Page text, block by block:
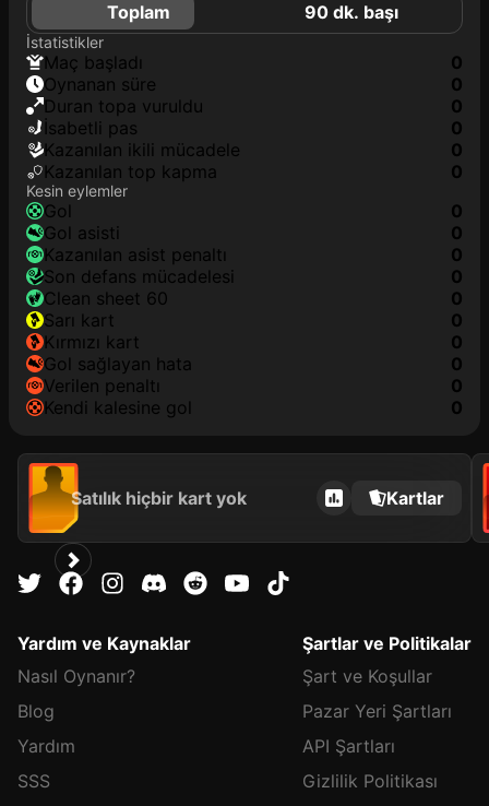
Toplam 90 dk. başı
İstatistikler
maç başladı
0
oynanan süre
0
duran topa vuruldu
0
isabetli pas
0
kazanılan ikili mücadele
0
kazanılan top kapma
0
Kesin eylemler
gol
0
gol asisti
0
kazanılan asist penaltı
0
son defans mücadelesi
0
clean sheet 60
0
sarı kart
0
kırmızı kart
0
gol sağlayan hata
0
verilen penaltı
0
kendi kalesine gol
0
Satılık hiçbir kart yok Kartlar
Yardım ve Kaynaklar
Nasıl Oynanır?
Blog
Yardım
SSS
Şartlar ve Politikalar
Şart ve Koşullar
Pazar Yeri Şartları
API Şartları
Gizlilik Politikası